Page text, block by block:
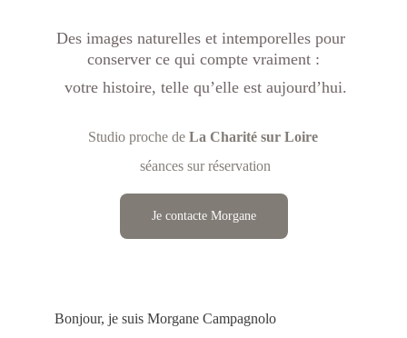
Studio proche de La Charité sur Loire
séances sur réservation
Des images naturelles et intemporelles pour
conserver ce qui compte vraiment :
votre histoire, telle qu’elle est aujourd’hui.
Je contacte Morgane
Bonjour, je suis Morgane Campagnolo